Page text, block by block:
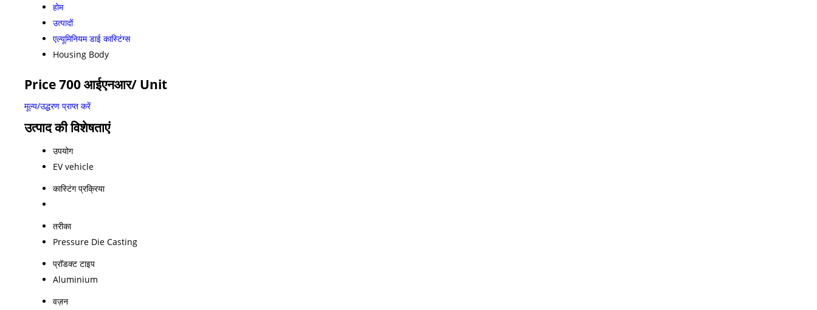
होम
उत्पादों
एल्यूमिनियम डाई कास्टिंग्स
Housing Body
Price 700 आईएनआर/ Unit
मूल्य/उद्धरण प्राप्त करें
उत्पाद की विशेषताएं
उपयोग
EV vehicle
कास्टिंग प्रक्रिया
तरीका
Pressure Die Casting
प्रॉडक्ट टाइप
Aluminium
वज़न